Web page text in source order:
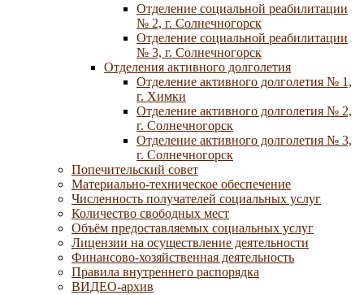
Отделение социальной реабилитации
№ 2, г. Солнечногорск
Отделение социальной реабилитации
№ 3, г. Солнечногорск
Отделения активного долголетия
Отделение активного долголетия № 1,
г. Химки
Отделение активного долголетия № 2,
г. Солнечногорск
Отделение активного долголетия № 3,
г. Солнечногорск
Попечительский совет
Материально-техническое обеспечение
Численность получателей социальных услуг
Количество свободных мест
Объём предоставляемых социальных услуг
Лицензии на осуществление деятельности
Финансово-хозяйственная деятельность
Правила внутреннего распорядка
ВИДЕО-архив